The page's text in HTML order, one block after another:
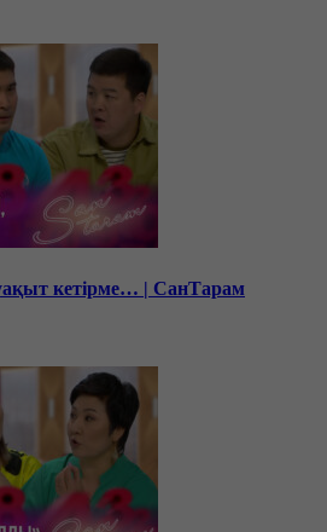
кетірме… | СанТарам